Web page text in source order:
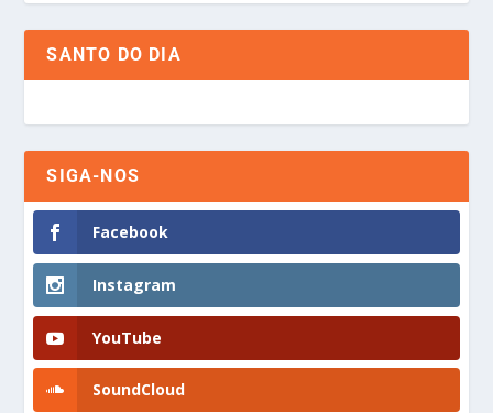
SANTO DO DIA
SIGA-NOS
Facebook
Instagram
YouTube
SoundCloud